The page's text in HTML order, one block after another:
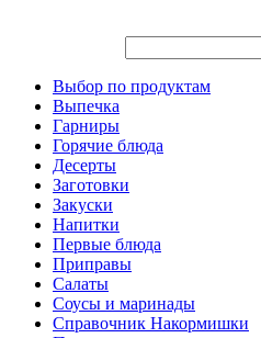
Выбор по продуктам
Выпечка
Гарниры
Горячие блюда
Десерты
Заготовки
Закуски
Напитки
Первые блюда
Приправы
Салаты
Соусы и маринады
Справочник Накормишки